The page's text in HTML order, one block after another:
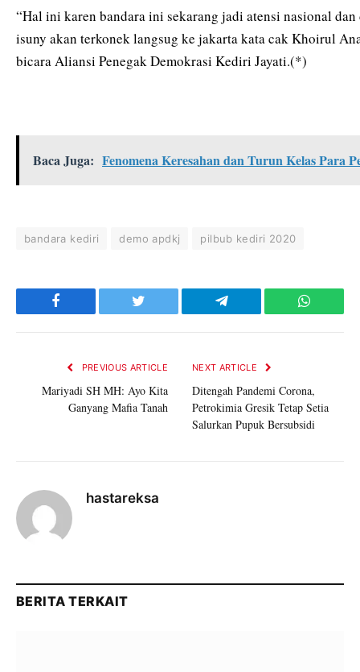
“Hal ini karen bandara ini sekarang jadi atensi nasional dan
isuny akan terkonek langsug ke jakarta kata cak Khoirul
bicara Aliansi Penegak Demokrasi Kediri Jayati.(*)
Baca Juga: Fenomena Keresahan dan Turun Kelas Para
bandara kediri demo apdkj pilbub kediri 2020
Facebook Twitter Telegram
PREVIOUS ARTICLE
Mariyadi SH MH: Ayo Kita
Ganyang Mafia Tanah
NEXT ARTICLE
Ditengah Pandemi Corona,
Petrokimia Gresik Tetap Setia
Salurkan Pupuk Bersubsidi
hastareksa
BERITA TERKAIT